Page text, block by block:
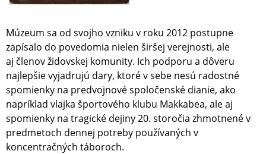
Múzeum sa od svojho vzniku v roku 2012 postupne
zapísalo do povedomia nielen širšej verejnosti, ale
aj členov židovskej komunity. Ich podporu a dôveru
najlepšie vyjadrujú dary, ktoré v sebe nesú radostné
spomienky na predvojnové spoločenské dianie, ako
napríklad vlajka športového klubu Makkabea, ale aj
spomienky na tragické dejiny 20. storočia zhmotnené v
predmetoch dennej potreby používaných v
koncentračných táboroch.